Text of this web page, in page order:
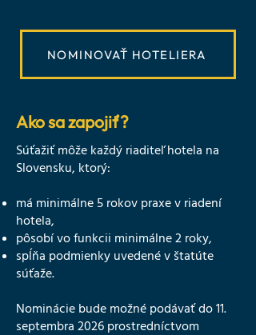
NOMINOVAŤ HOTELIERA
Ako sa zapojiť?
Súťažiť môže každý riaditeľ hotela na
Slovensku, ktorý:
má minimálne 5 rokov praxe v riadení
hotela,
pôsobí vo funkcii minimálne 2 roky,
spĺňa podmienky uvedené v štatúte
súťaže.
Nominácie bude možné podávať do 11.
septembra 2026 prostredníctvom